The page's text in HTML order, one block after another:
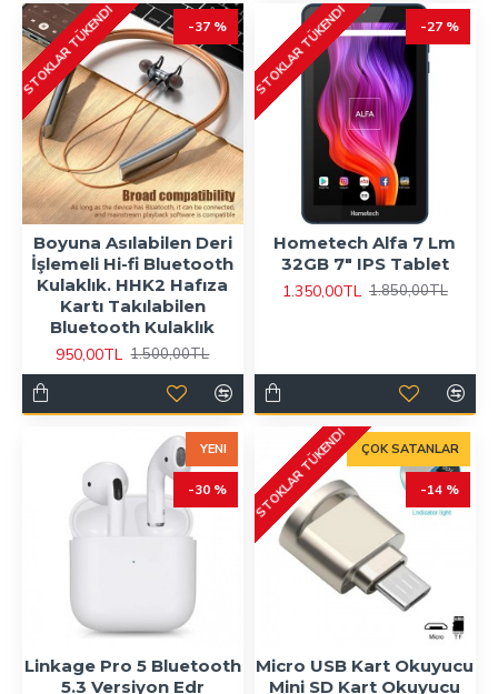
-37 %
STOKLAR TÜKENDI
Boyuna Asılabilen Deri
İşlemeli Hi-fi Bluetooth
Kulaklık. HHK2 Hafıza
Kartı Takılabilen
Bluetooth Kulaklık
950,00TL 1.500,00TL
-27 %
STOKLAR TÜKENDI
Hometech Alfa 7 Lm
32GB 7" IPS Tablet
1.350,00TL 1.850,00TL
YENI
-30 %
Linkage Pro 5 Bluetooth
5.3 Versiyon Edr
ÇOK SATANLAR
-14 %
STOKLAR TÜKENDI
Micro USB Kart Okuyucu
Mini SD Kart Okuyucu